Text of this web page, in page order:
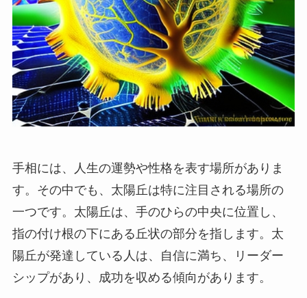
手相には、人生の運勢や性格を表す場所がありま
す。その中でも、太陽丘は特に注目される場所の
一つです。太陽丘は、手のひらの中央に位置し、
指の付け根の下にある丘状の部分を指します。太
陽丘が発達している人は、自信に満ち、リーダー
シップがあり、成功を収める傾向があります。